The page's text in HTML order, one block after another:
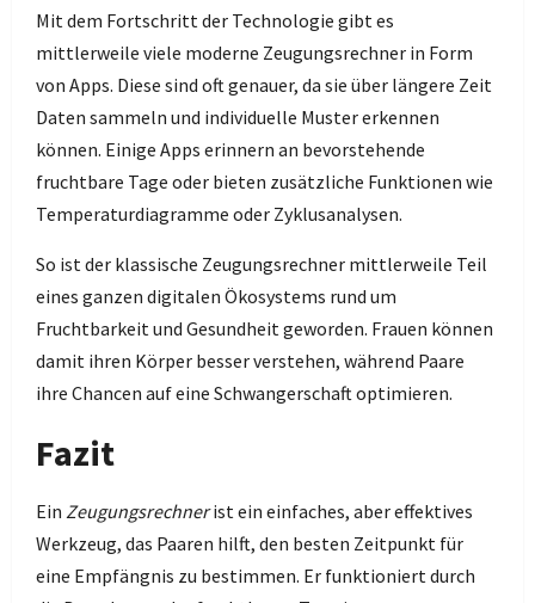
Mit dem Fortschritt der Technologie gibt es
mittlerweile viele moderne Zeugungsrechner in Form
von Apps. Diese sind oft genauer, da sie über längere Zeit
Daten sammeln und individuelle Muster erkennen
können. Einige Apps erinnern an bevorstehende
fruchtbare Tage oder bieten zusätzliche Funktionen wie
Temperaturdiagramme oder Zyklusanalysen.
So ist der klassische Zeugungsrechner mittlerweile Teil
eines ganzen digitalen Ökosystems rund um
Fruchtbarkeit und Gesundheit geworden. Frauen können
damit ihren Körper besser verstehen, während Paare
ihre Chancen auf eine Schwangerschaft optimieren.
Fazit
Ein Zeugungsrechnerist ein einfaches, aber effektives
Werkzeug, das Paaren hilft, den besten Zeitpunkt für
eine Empfängnis zu bestimmen. Er funktioniert durch